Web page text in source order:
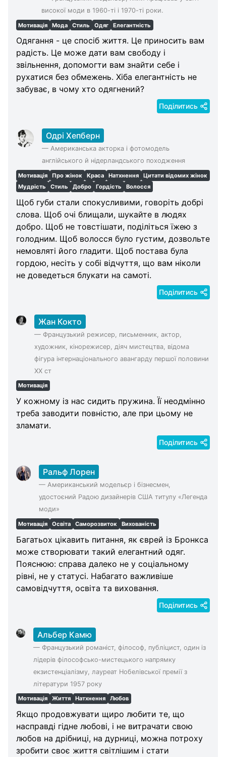
високої моди в 1960-ті і 1970-ті роки.
Мотивація Мода Стиль Одяг Елегантність
Одягання - це спосіб життя. Це приносить вам
радість. Це може дати вам свободу і
звільнення, допомогти вам знайти себе і
рухатися без обмежень. Хіба елегантність не
забуває, в чому хто одягнений?
Поділитись
Одрі Хепберн
— Американська акторка і фотомодель
англійського й нідерландського походження
Мотивація Про жінок Краса Натхнення
Цитати відомих жінок
Мудрість
Стиль Добро Гордість Волосся
Щоб губи стали спокусливими, говоріть добрі
слова. Щоб очі блищали, шукайте в людях
добро. Щоб не товстішати, поділіться їжею з
голодним. Щоб волосся було густим, дозвольте
немовляті його гладити. Щоб постава була
гордою, несіть у собі відчуття, що вам ніколи
не доведеться блукати на самоті.
Поділитись
Жан Кокто
— Французький режисер, письменник, актор,
художник, кінорежисер, діяч мистецтва, відома
фігура інтернаціонального авангарду першої половини
XX ст
Мотивація
У кожному із нас сидить пружина. Її неодмінно
треба заводити повністю, але при цьому не
зламати.
Поділитись
Ральф Лорен
—Американський модельєр і бізнесмен,
удостоєний Радою дизайнерів США титулу «Легенда
моди»
Мотивація Освіта Саморозвиток Вихованість
Багатьох цікавить питання, як єврей із Бронкса
може створювати такий елегантний одяг.
Пояснюю: справа далеко не у соціальному
рівні, не у статусі. Набагато важливіше
самовідчуття, освіта та виховання.
Поділитись
Альбер Камю
—Французький романіст, філософ, публіцист, один із
лідерів філософсько-мистецького напрямку
екзистенціалізму, лауреат Нобелівської премії з
літератури 1957 року
Мотивація Життя Натхнення Любов
Якщо продовжувати щиро любити те, що
насправді гідне любові, і не витрачати свою
любов на дрібниці, на дурниці, можна потроху
зробити своє життя світлішим і стати